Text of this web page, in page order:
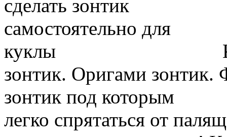
зонтик. Оригами
зонтик под которым
легко спрятаться от